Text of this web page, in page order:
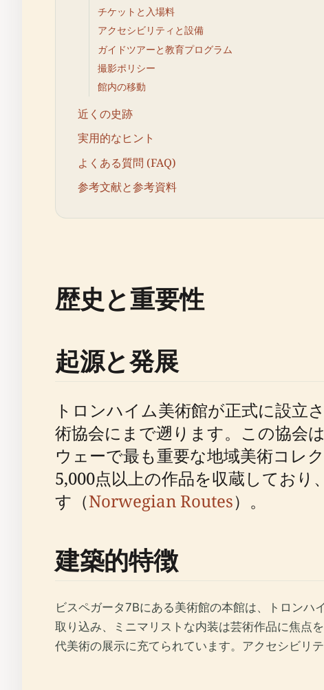
チケットと入場料
アクセシビリティと設備
ガイドツアーと教育プログラム
撮影ポリシー
館内の移動
近くの史跡
実用的なヒント
よくある質問 (FAQ)
参考文献と参考資料
歴史と重要性
起源と発展
トロンハイム美術館が正式に設立
術協会にまで遡ります。この協会
ウェーで最も重要な地域美術コレ
5,000点以上の作品を収蔵してお
す（Norwegian Routes）。
建築的特徴
ビスペガータ7Bにある美術館の本館は、トロン
取り込み、ミニマリストな内装は芸術作品に焦点
代美術の展示に充てられています。アクセシビリ